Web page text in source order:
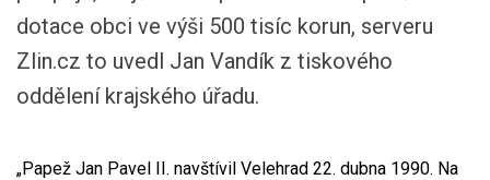
dotace obci ve výši 500 tisíc korun, serveru
Zlin.cz to uvedl Jan Vandík z tiskového
oddělení krajského úřadu.
„Papež Jan Pavel II. navštívil Velehrad 22. dubna 1990. Na